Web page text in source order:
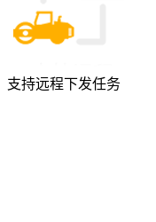
支持远程下发任务